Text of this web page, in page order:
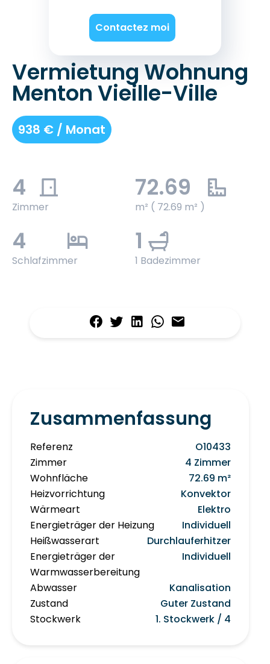
Contactez moi
Vermietung Wohnung
Menton Vieille-Ville
938 € / Monat
4
Zimmer
72.69
m² ( 72.69 m² )
4
Schlafzimmer
1
1 Badezimmer
Zusammenfassung
Referenz
O10433
Zimmer
4 Zimmer
Wohnfläche
72.69 m²
Heizvorrichtung
Konvektor
Wärmeart
Elektro
Energieträger der Heizung
Individuell
Heißwasserart
Durchlauferhitzer
Energieträger der
Warmwasserbereitung
Individuell
Abwasser
Kanalisation
Zustand
Guter Zustand
Stockwerk
1. Stockwerk / 4